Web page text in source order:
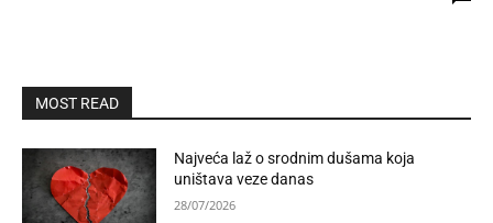
MOST READ
Najveća laž o srodnim dušama koja
uništava veze danas
28/07/2026